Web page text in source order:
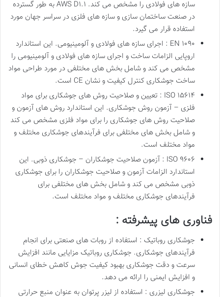
سازه های فولادی را مشخص می کند. AWS D۱.۱ به طور گسترده
در صنعت ساختمان سازی و سازه های فلزی در سراسر جهان مورد
استفاده قرار می گیرد.
EN ۱۰۹۰ : اجرای سازه های فولادی و آلومینیومی. این استاندارد
اروپایی الزامات ساخت و اجرای سازه های فولادی و آلومینیومی را
مشخص می کند و شامل بخش های مختلفی در مورد طراحی مواد
ساخت جوشکاری کنترل کیفیت و نشان CE است.
ISO ۱۵۶۱۴ : تعیین و صلاحیت روش های جوشکاری برای مواد
فلزی – آزمون روش جوشکاری. این استاندارد روش های آزمون و
صلاحیت روش های جوشکاری را برای مواد فلزی مشخص می کند
و شامل بخش های مختلفی برای فرآیندهای جوشکاری مختلف و
مواد مختلف است.
ISO ۹۶۰۶ : آزمون صلاحیت جوشکاران – جوشکاری ذوبی. این
استاندارد الزامات آزمون و صلاحیت جوشکاران را برای جوشکاری
ذوبی مشخص می کند و شامل بخش های مختلفی برای
فرآیندهای جوشکاری مختلف و مواد مختلف است.
فناوری های پیشرفته :
جوشکاری روباتیک : استفاده از روبات های صنعتی برای انجام
فرآیندهای جوشکاری. جوشکاری روباتیک مزایایی مانند افزایش
سرعت و دقت جوشکاری بهبود کیفیت جوش کاهش خطای انسانی
و افزایش ایمنی را ارائه می دهد.
جوشکاری لیزری : استفاده از لیزر پرتوان به عنوان منبع حرارتی